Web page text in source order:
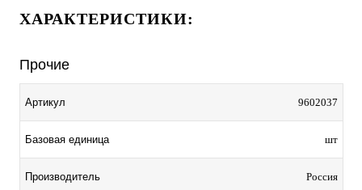
ХАРАКТЕРИСТИКИ:
Прочие
Артикул 9602037
Базовая единица шт
Производитель Россия